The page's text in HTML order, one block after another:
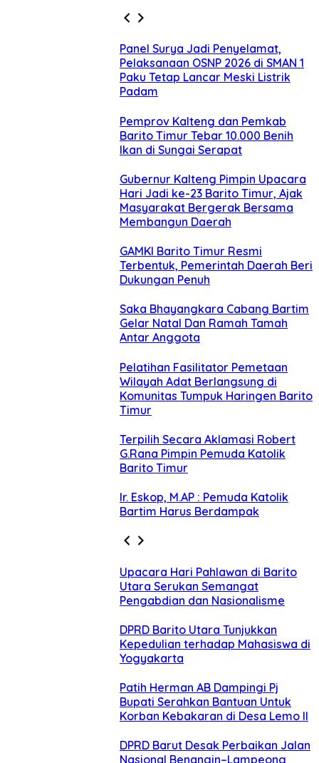
Panel Surya Jadi Penyelamat,
Pelaksanaan OSNP 2026 di SMAN 1
Paku Tetap Lancar Meski Listrik
Padam
Pemprov Kalteng dan Pemkab
Barito Timur Tebar 10.000 Benih
Ikan di Sungai Serapat
Gubernur Kalteng Pimpin Upacara
Hari Jadi ke-23 Barito Timur, Ajak
Masyarakat Bergerak Bersama
Membangun Daerah
GAMKI Barito Timur Resmi
Terbentuk, Pemerintah Daerah Beri
Dukungan Penuh
Saka Bhayangkara Cabang Bartim
Gelar Natal Dan Ramah Tamah
Antar Anggota
Pelatihan Fasilitator Pemetaan
Wilayah Adat Berlangsung di
Komunitas Tumpuk Haringen Barito
Timur
Terpilih Secara Aklamasi Robert
G.Rana Pimpin Pemuda Katolik
Barito Timur
Ir. Eskop, M.AP : Pemuda Katolik
Bartim Harus Berdampak
Upacara Hari Pahlawan di Barito
Utara Serukan Semangat
Pengabdian dan Nasionalisme
DPRD Barito Utara Tunjukkan
Kepedulian terhadap Mahasiswa di
Yogyakarta
Patih Herman AB Dampingi Pj
Bupati Serahkan Bantuan Untuk
Korban Kebakaran di Desa Lemo II
DPRD Barut Desak Perbaikan Jalan
Nasional Benangin–Lampeong